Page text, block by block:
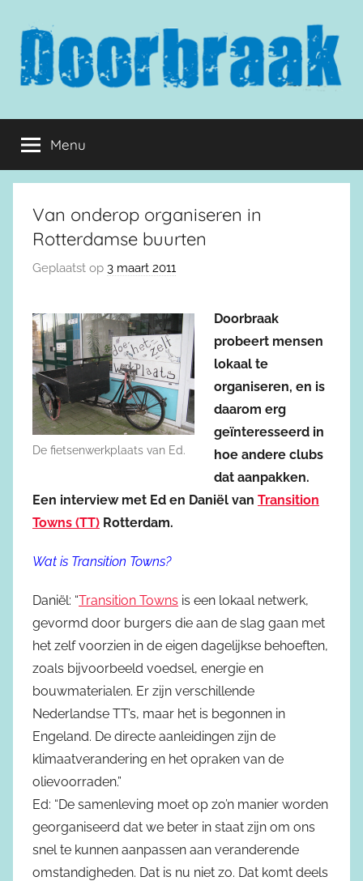
inhoud
springen
Doorbraak.eu
Menu
Van onderop organiseren in
Rotterdamse buurten
Geplaatst op 3 maart 2011
De fietsenwerkplaats van Ed.
Doorbraak
probeert mensen
lokaal te
organiseren, en is
daarom erg
geïnteresseerd in
hoe andere clubs
dat aanpakken.
Een interview met Ed en Daniël van Transition
Towns (TT) Rotterdam.
Wat is Transition Towns?
Daniël: “Transition Towns is een lokaal netwerk,
gevormd door burgers die aan de slag gaan met
het zelf voorzien in de eigen dagelijkse behoeften,
zoals bijvoorbeeld voedsel, energie en
bouwmaterialen. Er zijn verschillende
Nederlandse TT’s, maar het is begonnen in
Engeland. De directe aanleidingen zijn de
klimaatverandering en het opraken van de
olievoorraden.”
Ed: “De samenleving moet op zo’n manier worden
georganiseerd dat we beter in staat zijn om ons
snel te kunnen aanpassen aan veranderende
omstandigheden. Dat is nu niet zo. Dat komt deels